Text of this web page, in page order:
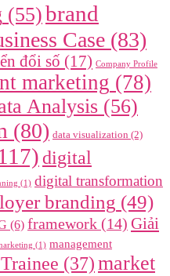
(55)brand
Case (83)
đổi số (17) Company Profile
marketing (78)
Analysis (56)
(80) data visualization (2)
digital
(1) digital transformation
branding (49)
(6) framework (14) Giải
(1) management
(37)market